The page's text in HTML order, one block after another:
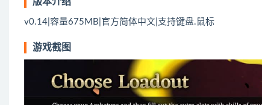
v0.14|容量675MB|官方简体中文|支持键盘.鼠标
游戏截图